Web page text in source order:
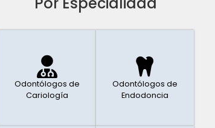
Odontólogos de
Cariología
Odontólogos de
Endodoncia